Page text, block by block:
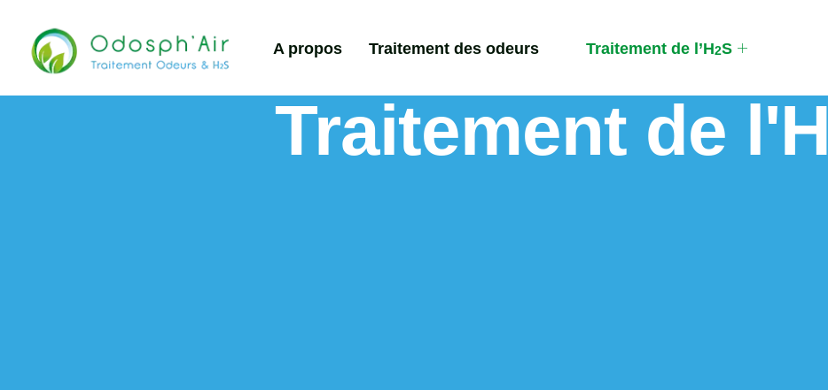
A propos Traitement des odeurs Traitement de l’H2S
Traitement de l'H